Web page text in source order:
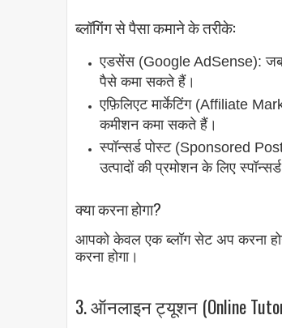
ब्लॉगिंग से पैसा कमाने के तरीके:
एडसेंस (Google AdSense): जब
पैसे कमा सकते हैं।
एफ़िलिएट मार्केटिंग (Affiliate
कमीशन कमा सकते हैं।
स्पॉन्सर्ड पोस्ट (Sponsored
उत्पादों की प्रमोशन के लिए
क्या करना होगा?
आपको केवल एक ब्लॉग सेट अप करना
करना होगा।
3. ऑनलाइन ट्यूशन (Online